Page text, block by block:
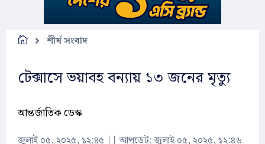
শীর্ষ সংবাদ
টেক্সাসে ভয়াবহ বন্যায় ১৩ জনের মৃত্যু
আন্তর্জাতিক ডেস্ক
জুলাই ০৫, ২০২৫, ১২:৪৫ ||আপডেট: জুলাই ০৫, ২০২৫, ১২:৪৬